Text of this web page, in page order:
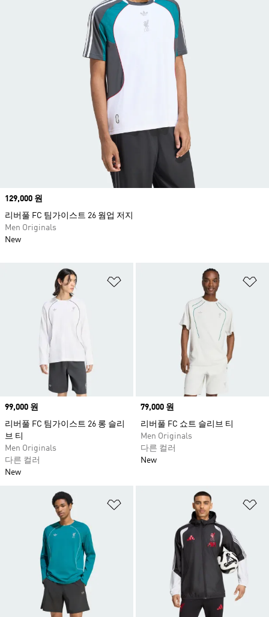
Price
99,000 원
리버풀 FC 팀가이스트 26 롱 슬리
브 티
Men Originals
다른 컬러
New
Price
79,000 원
리버풀 FC 쇼트 슬리브 티
Men Originals
다른 컬러
New
위시리스트 담기
Price
129,000 원
리버풀 FC 팀가이스트 26 웜업 저지
Men Originals
New